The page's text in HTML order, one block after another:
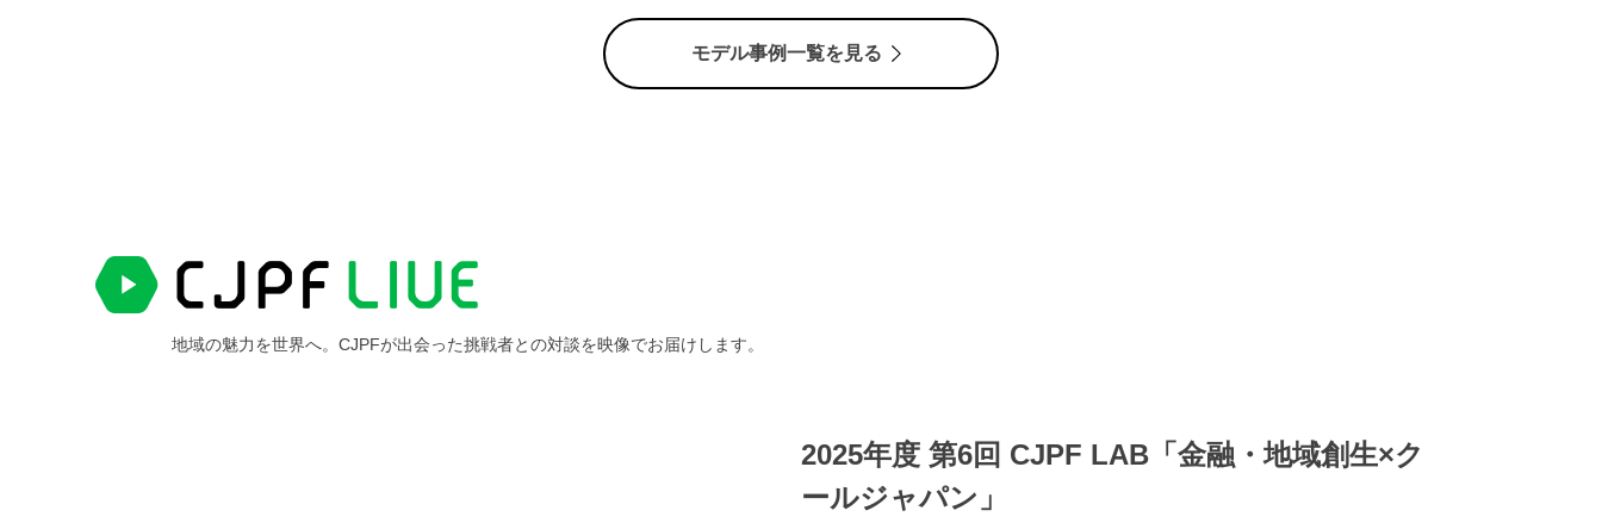
モデル事例一覧を見る
地域の魅力を世界へ。CJPFが出会った挑戦者との対談を映像でお届けします。
2025年度 第6回 CJPF LAB「金融・地域創生×ク
ールジャパン」